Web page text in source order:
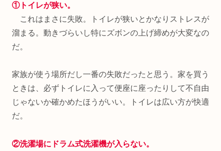
①トイレが狭い。
これはまさに失敗。トイレが狭いとかなりストレスが
溜まる。動きづらいし特にズボンの上げ締めが大変なの
だ。
家族が使う場所だし一番の失敗だったと思う。家を買う
ときは、必ずトイレに入って便座に座ったりして不自由
じゃないか確かめたほうがいい。トイレは広い方が快適
だ。
②洗濯場にドラム式洗濯機が入らない。